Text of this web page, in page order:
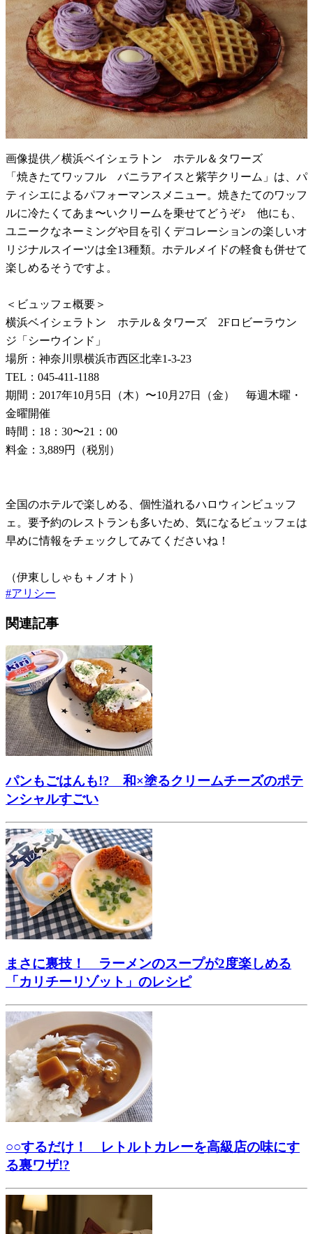
画像提供／横浜ベイシェラトン ホテル＆タワーズ
「焼きたてワッフル バニラアイスと紫芋クリーム」は、パ
ティシエによるパフォーマンスメニュー。焼きたてのワッフ
ルに冷たくてあま〜いクリームを乗せてどうぞ♪ 他にも、
ユニークなネーミングや目を引くデコレーションの楽しいオ
リジナルスイーツは全13種類。ホテルメイドの軽食も併せて
楽しめるそうですよ。
＜ビュッフェ概要＞
横浜ベイシェラトン ホテル＆タワーズ 2Fロビーラウン
ジ「シーウインド」
場所：神奈川県横浜市西区北幸1-3-23
TEL：045-411-1188
期間：2017年10月5日（木）〜10月27日（金） 毎週木曜・
金曜開催
時間：18：30〜21：00
料金：3,889円（税別）
全国のホテルで楽しめる、個性溢れるハロウィンビュッフ
ェ。要予約のレストランも多いため、気になるビュッフェは
早めに情報をチェックしてみてくださいね！
（伊東ししゃも＋ノオト）
#アリシー
関連記事
パンもごはんも!? 和×塗るクリームチーズのポテ
ンシャルすごい
まさに裏技！ ラーメンのスープが2度楽しめる
「カリチーリゾット」のレシピ
○○するだけ！ レトルトカレーを高級店の味にす
る裏ワザ!?